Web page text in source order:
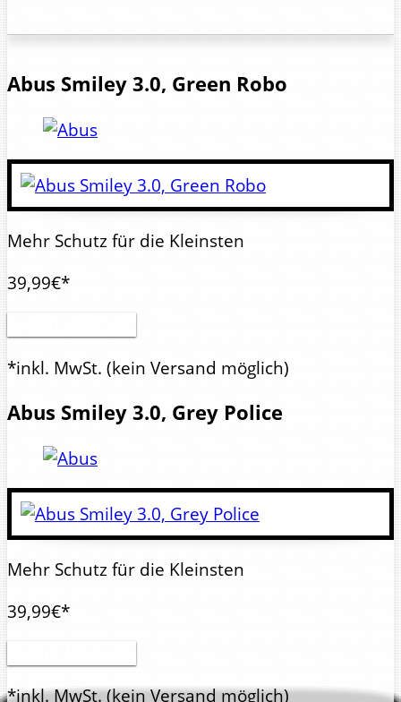
Abus Smiley 3.0, Green Robo
Mehr Schutz für die Kleinsten
39,99€*
*inkl. MwSt. (kein Versand möglich)
Abus Smiley 3.0, Grey Police
Mehr Schutz für die Kleinsten
39,99€*
*inkl. MwSt.(kein Versand möglich)